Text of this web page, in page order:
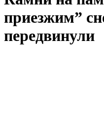
приезжим”
передвинули